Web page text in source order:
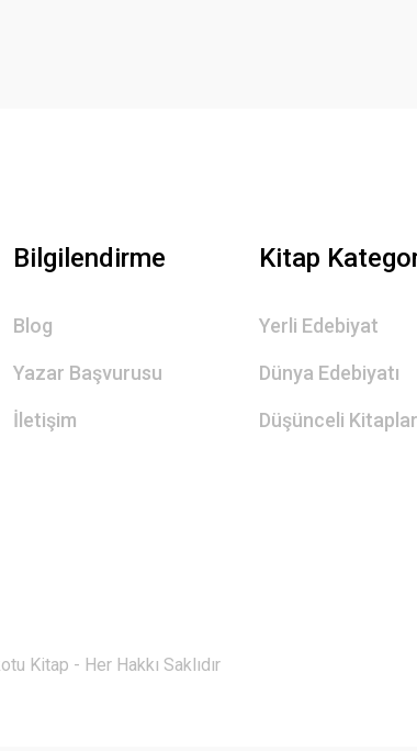
Bilgilendirme
Blog
Yazar Başvurusu
İletişim
Kitap
Yerli Edebiyat
Dünya Edebiyatı
Düşünceli Kitaplar
Kitap - Her Hakkı Saklıdır